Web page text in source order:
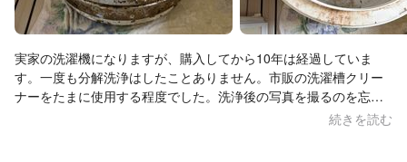
実家の洗濯機になりますが、購入してから10年は経過していま
す。一度も分解洗浄はしたことありません。市販の洗濯槽クリー
ナーをたまに使用する程度でした。洗浄後の写真を撮るのを忘れ
てしまいましたが、きれいに掃除いただきました。男性1人で分
続きを読む